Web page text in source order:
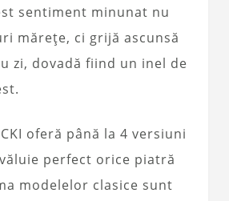
sentiment minunat nu
mărețe, ci grijă ascunsă
zi, dovadă fiind un inel de
oferă până la 4 versiuni
perfect orice piatră
modelelor clasice sunt